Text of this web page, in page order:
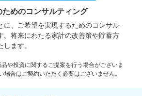
ためのコンサルティング
に、ご希望を実現するためのコンサル
。将来にわたる家計の改善策や貯蓄方
ます。
や投資に関するご提案を行う場合がございま
場合はご契約いただく必要はございません。